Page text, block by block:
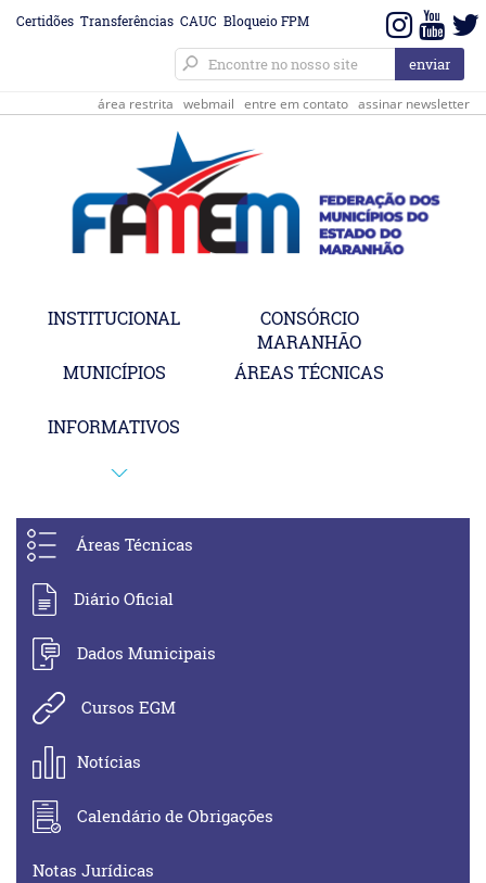
Certidões Transferências CAUC Bloqueio FPM
área restrita webmail entre em contato assinar newsletter
INSTITUCIONAL
CONSÓRCIO
MARANHÃO
MUNICÍPIOS
ÁREAS TÉCNICAS
INFORMATIVOS
Áreas Técnicas
Diário Oficial
Dados Municipais
Cursos EGM
Notícias
Calendário de Obrigações
Notas Jurídicas